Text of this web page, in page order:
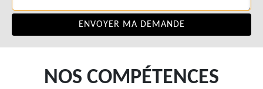
NOS COMPÉTENCES